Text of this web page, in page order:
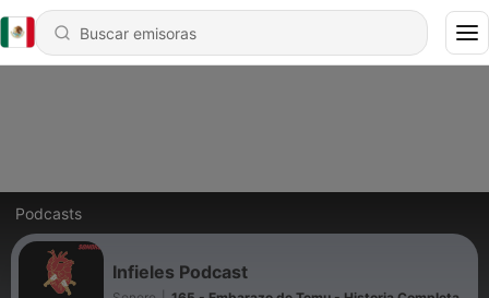
Podcasts
Infieles Podcast